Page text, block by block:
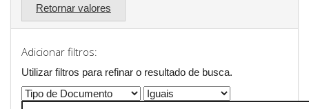
Retornar valores
Adicionar filtros:
Utilizar filtros para refinar o resultado de busca.